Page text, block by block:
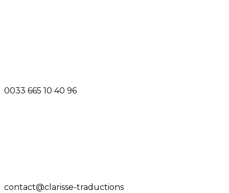
0033 665 10 40 96
contact@clarisse-traductions